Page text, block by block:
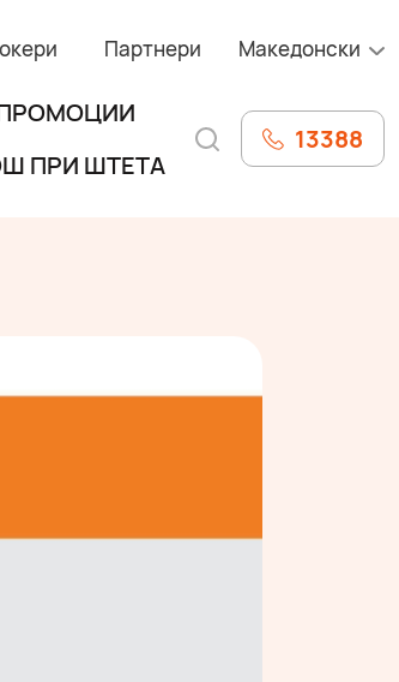
Партнери Македонски
ПРИ ШТЕТА
13388